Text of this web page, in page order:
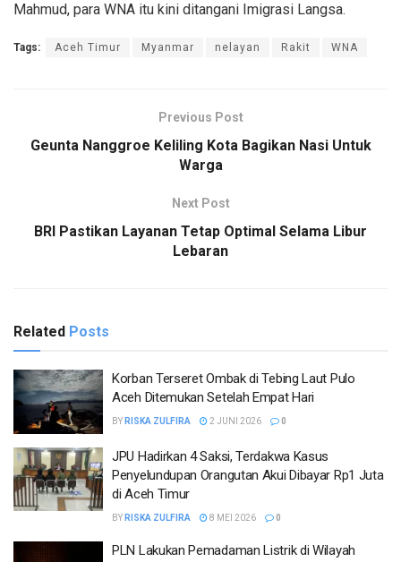
Mahmud, para WNA itu kini ditangani Imigrasi Langsa.
Tags: Aceh Timur Myanmar nelayan Rakit WNA
Previous Post
Geunta Nanggroe Keliling Kota Bagikan Nasi Untuk
Warga
Next Post
BRI Pastikan Layanan Tetap Optimal Selama Libur
Lebaran
Related Posts
Korban Terseret Ombak di Tebing Laut Pulo
Aceh Ditemukan Setelah Empat Hari
BY RISKA ZULFIRA 2 JUNI 2026 0
JPU Hadirkan 4 Saksi, Terdakwa Kasus
Penyelundupan Orangutan Akui Dibayar Rp1 Juta
di Aceh Timur
BY RISKA ZULFIRA 8 MEI 2026 0
PLN Lakukan Pemadaman Listrik di Wilayah